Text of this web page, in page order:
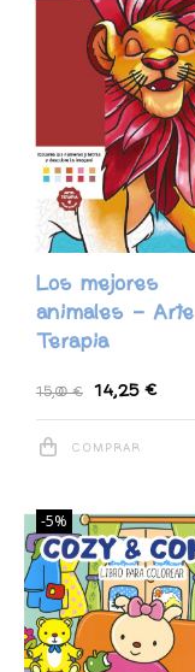
Los mejores
animales - Arte
Terapia
15,00 € 14,25 €
COMPRAR
-5%